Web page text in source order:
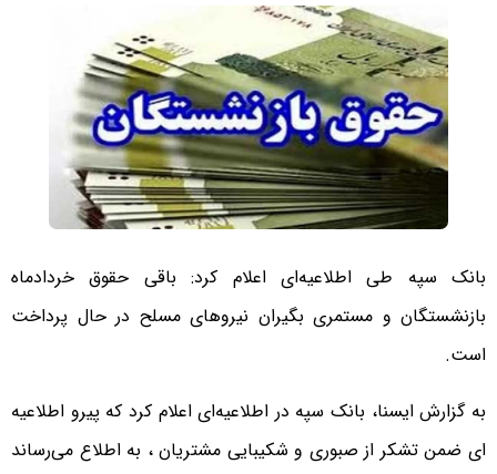
بانک سپه طی اطلاعیه‌ای اعلام کرد: باقی حقوق خردادماه
بازنشستگان و مستمری بگیران نیروهای مسلح در حال پرداخت
است.
به گزارش ایسنا، بانک سپه در اطلاعیه‌ای اعلام کرد که پیرو اطلاعیه
ای ضمن تشکر از صبوری و شکیبایی مشتریان ، به اطلاع می‌رساند